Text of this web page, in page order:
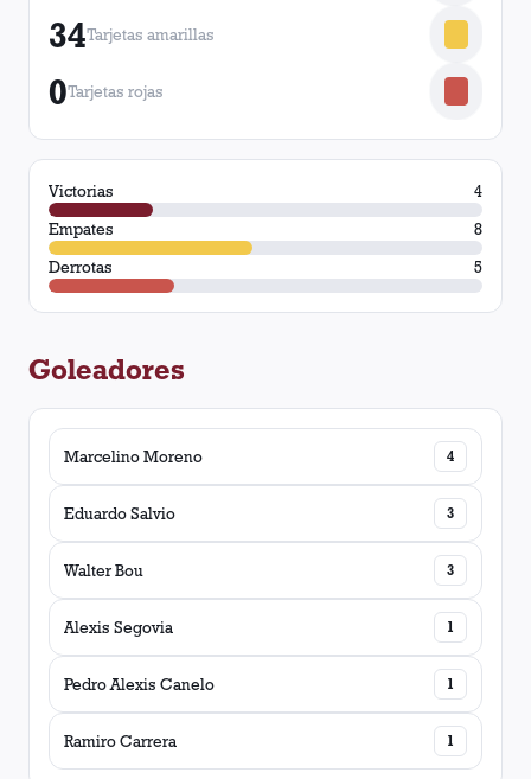
34Tarjetas amarillas
0Tarjetas rojas
Victorias
4
Empates
8
Derrotas
5
Goleadores
Marcelino Moreno 4
Eduardo Salvio 3
Walter Bou 3
Alexis Segovia 1
Pedro Alexis Canelo 1
Ramiro Carrera 1